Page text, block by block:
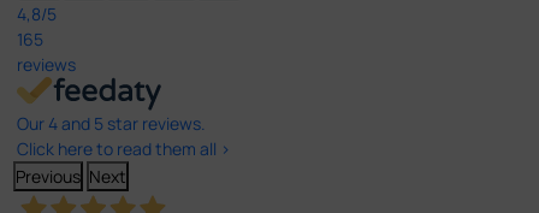
4,8/5
165
reviews
Our 4 and 5 star reviews.
Click here to read them all >
Previous Next